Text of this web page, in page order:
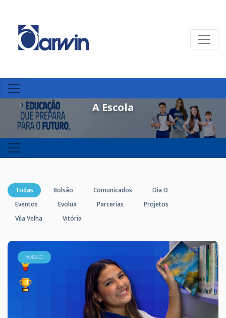
A Escola
Todas Bolsão Comunicados
Dia D
Eventos
Evolua Parcerias
Projetos
Vila Velha
Vitória
BOLSÃO